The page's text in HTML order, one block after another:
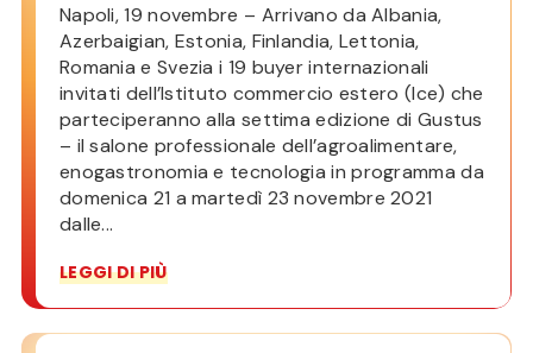
Napoli, 19 novembre – Arrivano da Albania,
Azerbaigian, Estonia, Finlandia, Lettonia,
Romania e Svezia i 19 buyer internazionali
invitati dell’Istituto commercio estero (Ice) che
parteciperanno alla settima edizione di Gustus
– il salone professionale dell’agroalimentare,
enogastronomia e tecnologia in programma da
domenica 21 a martedì 23 novembre 2021
dalle...
LEGGI DI PIÙ